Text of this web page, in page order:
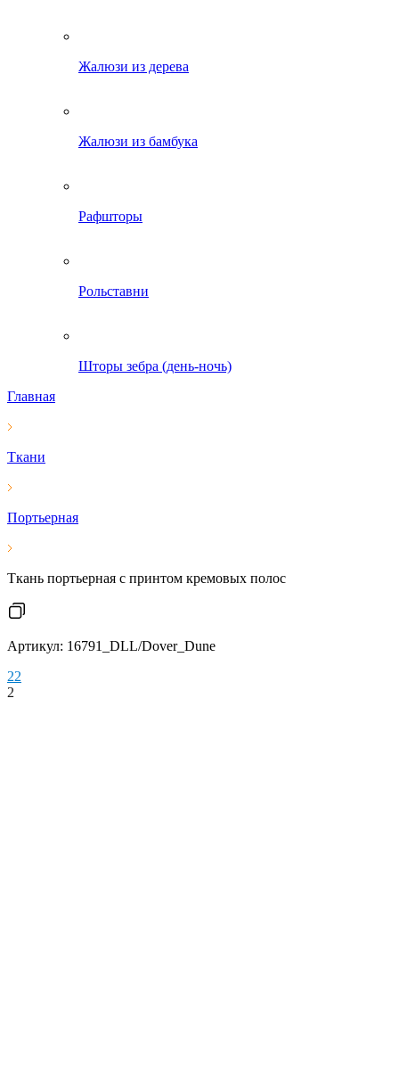
Жалюзи из дерева
Жалюзи из бамбука
Рафшторы
Рольставни
Шторы зебра (день-ночь)
Главная
Ткани
Портьерная
Ткань портьерная с принтом кремовых полос
Артикул: 16791_DLL/Dover_Dune
22
2